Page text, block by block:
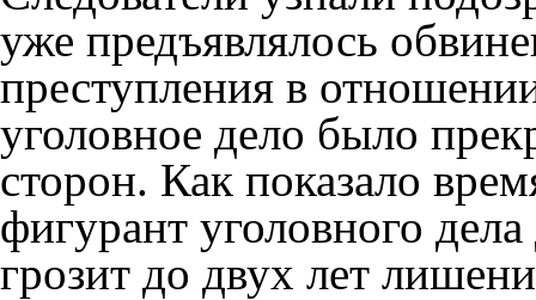
уже предъявлялось
преступления в
уголовное дело было
сторон. Как показало
фигурант уголовного
грозит до двух лет